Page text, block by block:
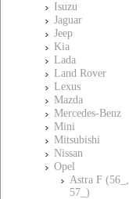
Isuzu
Jaguar
Jeep
Kia
Lada
Land Rover
Lexus
Mazda
Mercedes-Benz
Mini
Mitsubishi
Nissan
Opel
Astra F (56_,
57_)